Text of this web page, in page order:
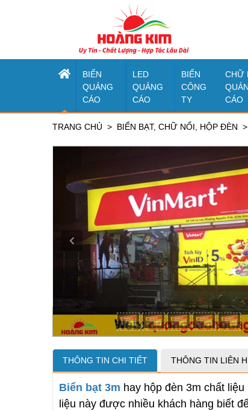
BIỂN
QUẢNG
CÁO
LED
QUẢNG
CÁO
BIỂN
CÔNG
TY
CHỮ
CÁO
TRANG CHỦ BIỂN BẠT, CHỮ NỔI, HỘP ĐÈN
THÔNG TIN CHI TIẾT THÔNG TIN LIÊN
Biển bạt 3m hay hộp đèn 3m chất
liệu này được nhiều khách hàng biết